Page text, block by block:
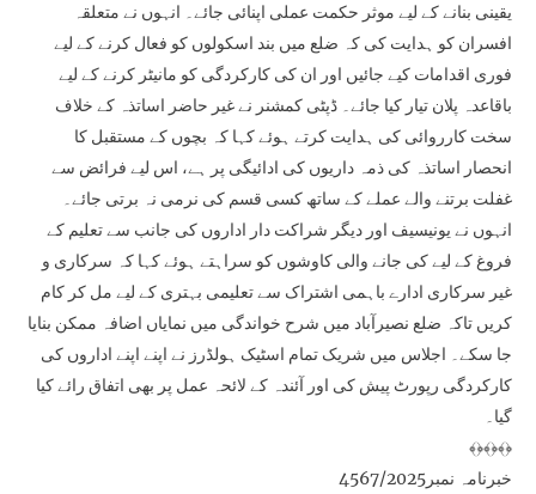
یقینی بنانے کے لیے موثر حکمت عملی اپنائی جائے۔ انہوں نے متعلقہ
افسران کو ہدایت کی کہ ضلع میں بند اسکولوں کو فعال کرنے کے لیے
فوری اقدامات کیے جائیں اور ان کی کارکردگی کو مانیٹر کرنے کے لیے
باقاعدہ پلان تیار کیا جائے۔ ڈپٹی کمشنر نے غیر حاضر اساتذہ کے خلاف
سخت کارروائی کی ہدایت کرتے ہوئے کہا کہ بچوں کے مستقبل کا
انحصار اساتذہ کی ذمہ داریوں کی ادائیگی پر ہے، اس لیے فرائض سے
غفلت برتنے والے عملے کے ساتھ کسی قسم کی نرمی نہ برتی جائے۔
انہوں نے یونیسیف اور دیگر شراکت دار اداروں کی جانب سے تعلیم کے
فروغ کے لیے کی جانے والی کاوشوں کو سراہتے ہوئے کہا کہ سرکاری و
غیر سرکاری ادارے باہمی اشتراک سے تعلیمی بہتری کے لیے مل کر کام
کریں تاکہ ضلع نصیرآباد میں شرح خواندگی میں نمایاں اضافہ ممکن بنایا
جا سکے۔ اجلاس میں شریک تمام اسٹیک ہولڈرز نے اپنے اپنے اداروں کی
کارکردگی رپورٹ پیش کی اور آئندہ کے لائحہ عمل پر بھی اتفاق رائے کیا
گیا۔
﴾﴿﴾﴿﴾﴿
خبرنامہ نمبر4567/2025